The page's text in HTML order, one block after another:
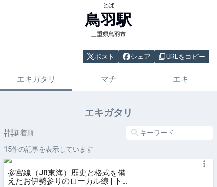
とば
鳥羽駅
三重県鳥羽市
ポスト シェア URLをコピー
エキガタリ マチ エキ
エキガタリ
新着順
15件の記事を表示しています
参宮線（JR東海）歴史と格式を備
えたお伊勢参りのローカル線 | トレ